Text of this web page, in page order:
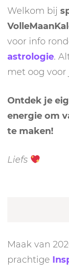
Welkom bij
voor info
astrologie.
met oog voor
Ontdek je
energie om
te maken!
Liefs
Maak van
prachtige